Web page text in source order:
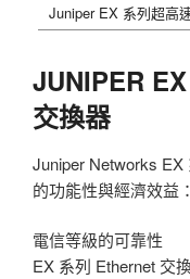
Juniper EX 系列超高
JUNIPER
交換器
Juniper Networks
的功能性與經濟效益：
電信等級的可靠性
EX 系列 Ethernet 交